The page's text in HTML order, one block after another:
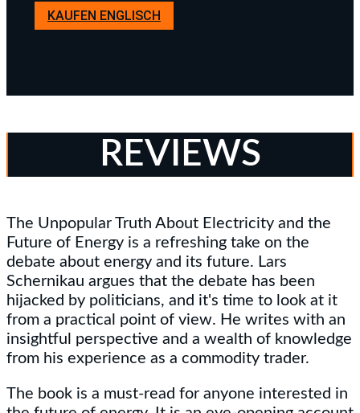
KAUFEN ENGLISCH
REVIEWS
The Unpopular Truth About Electricity and the
Future of Energy is a refreshing take on the
debate about energy and its future. Lars
Schernikau argues that the debate has been
hijacked by politicians, and it's time to look at it
from a practical point of view. He writes with an
insightful perspective and a wealth of knowledge
from his experience as a commodity trader.
The book is a must-read for anyone interested in